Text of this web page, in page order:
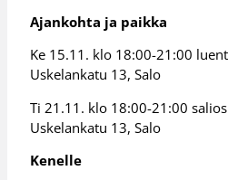
Ajankohta ja paikka
Ke 15.11. klo 18:00-21:00
Uskelankatu 13, Salo
Ti 21.11. klo 18:00-21:00
Uskelankatu 13, Salo
Kenelle